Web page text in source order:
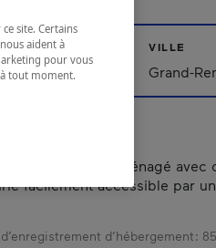
VILLE
Grand-
un camping aménagé avec
facilement accessible par
d’hébergement :
site. Certains
aident à
pour vous
tout moment.